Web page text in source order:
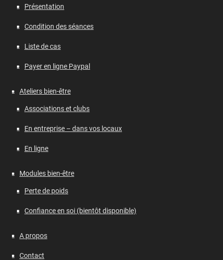
Présentation
Condition des séances
Liste de cas
Payer en ligne Paypal
Ateliers bien-être
Associations et clubs
En entreprise – dans vos locaux
En ligne
Modules bien-être
Perte de poids
Confiance en soi (bientôt disponible)
A propos
Contact